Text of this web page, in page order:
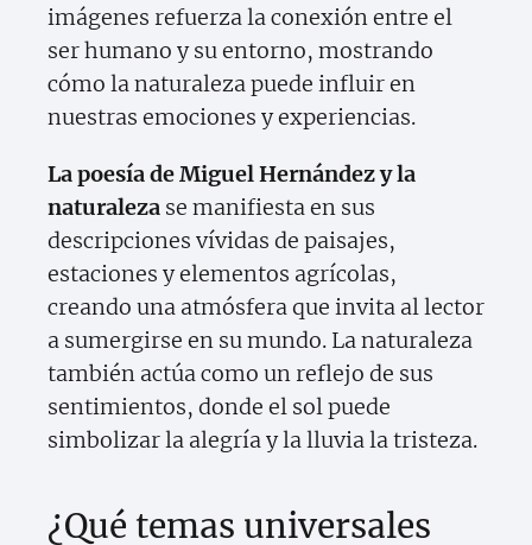
imágenes refuerza la conexión entre el
ser humano y su entorno, mostrando
cómo la naturaleza puede influir en
nuestras emociones y experiencias.
La poesía de Miguel Hernández y la
naturaleza se manifiesta en sus
descripciones vívidas de paisajes,
estaciones y elementos agrícolas,
creando una atmósfera que invita al lector
a sumergirse en su mundo. La naturaleza
también actúa como un reflejo de sus
sentimientos, donde el sol puede
simbolizar la alegría y la lluvia la tristeza.
¿Qué temas universales